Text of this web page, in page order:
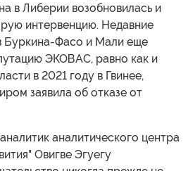
в Либерии возобновилась и
интервенцию. Недавние
Буркина-Фасо и Мали еще
ЭКОВАС, равно как и
в 2021 году в Гвинее,
заявила об отказе от
аналитического центра
Овигве Эгуегу